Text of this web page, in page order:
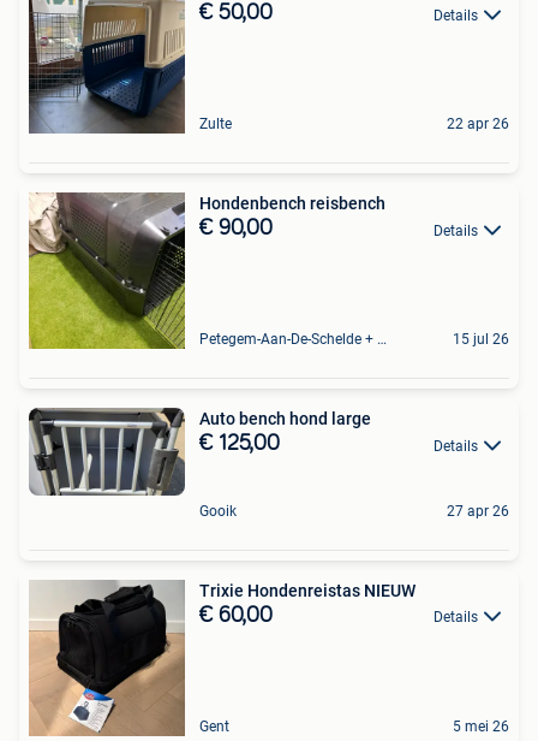
€ 50,00 Details
Zulte 22 apr 26
Hondenbench reisbench
€ 90,00 Details
Petegem-Aan-De-Schelde + Deel Van Oudenaarde 15 jul 26
Auto bench hond large
€ 125,00 Details
Gooik 27 apr 26
Trixie Hondenreistas NIEUW
€ 60,00 Details
Gent 5 mei 26